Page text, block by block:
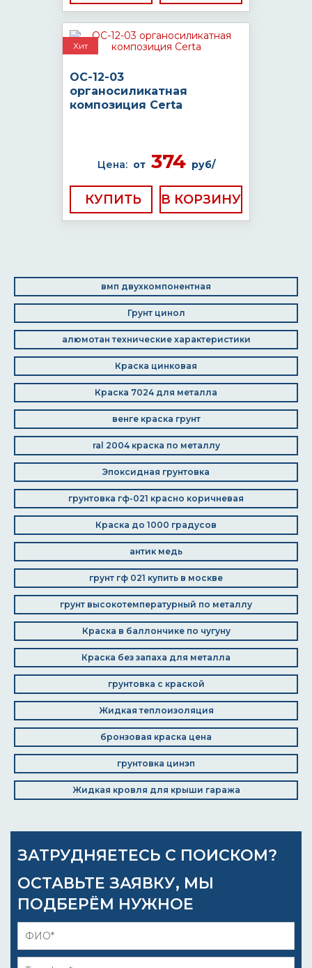
Хит
ОС-12-03
органосиликатная
композиция Certa
Цена: от374 руб/
КУПИТЬ
вмп двухкомпонентная
Грунт цинол
алюмотан технические характеристики
Краска цинковая
Краска 7024 для металла
венге краска грунт
ral 2004 краска по металлу
Эпоксидная грунтовка
грунтовка гф-021 красно коричневая
Краска до 1000 градусов
антик медь
грунт гф 021 купить в москве
грунт высокотемпературный по металлу
Краска в баллончике по чугуну
Краска без запаха для металла
грунтовка с краской
Жидкая теплоизоляция
бронзовая краска цена
грунтовка цинэп
Жидкая кровля для крыши гаража
ЗАТРУДНЯЕТЕСЬ С ПОИСКОМ?
ОСТАВЬТЕ ЗАЯВКУ, МЫ
ПОДБЕРЁМ НУЖНОЕ